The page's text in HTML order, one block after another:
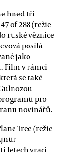
hned tři
of 288 (režie
ruské věznice
posílá
jako
Film v rámci
se také
pro
novinářů.
Tree (režie
letech vrací